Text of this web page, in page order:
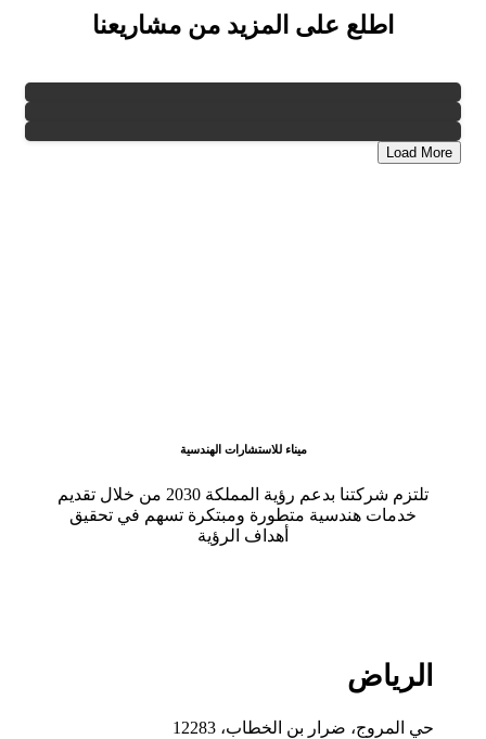
اطلع على المزيد من مشاريعنا
Load More
ميناء للاستشارات الهندسية
تلتزم شركتنا بدعم رؤية المملكة 2030 من خلال تقديم
خدمات هندسية متطورة ومبتكرة تسهم في تحقيق
أهداف الرؤية
الرياض
حي المروج، ضرار بن الخطاب، 12283